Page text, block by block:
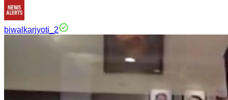
biwalkarjyoti_2